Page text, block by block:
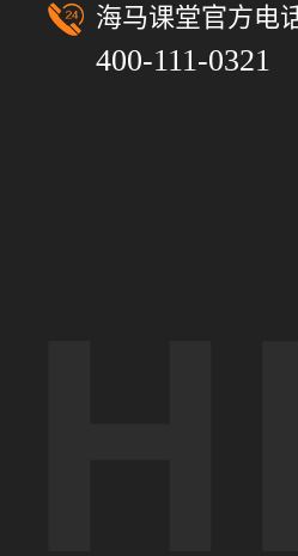
海马课堂官方电
400-111-0321